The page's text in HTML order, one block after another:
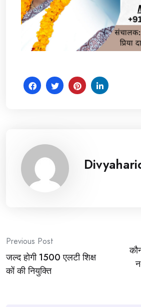
Post
navigation
Previous Post
जल्द होगी 1500 एलटी शिक्ष
कों की नियुक्ति